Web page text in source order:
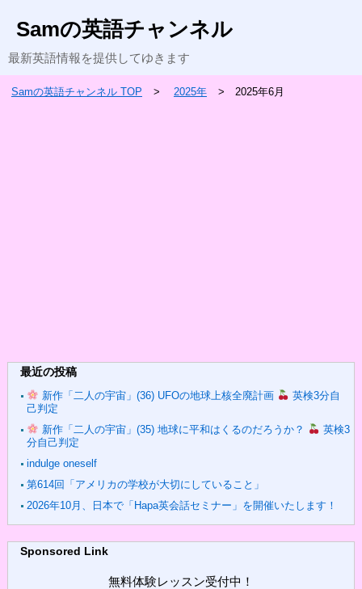
Samの英語チャンネル
最新英語情報を提供してゆきます
Samの英語チャンネル TOP 2025年 2025年6月
最近の投稿
新作「二人の宇宙」(36) UFOの地球上核全廃計画
英検3分自
己判定
新作「二人の宇宙」(35) 地球に平和はくるのだろうか？
英検3
分自己判定
indulge oneself
第614回「アメリカの学校が大切にしていること」
2026年10月、日本で「Hapa英会話セミナー」を開催いたします！
Sponsored Link
無料体験レッスン受付中！